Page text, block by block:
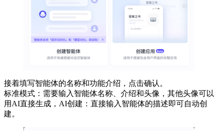
接着填写智能体的名称和功能介绍，点击确认。
标准模式：需要输入智能体名称、介绍和头像，其他头像可以
用AI直接生成，AI创建：直接输入智能体的描述即可自动创
建。